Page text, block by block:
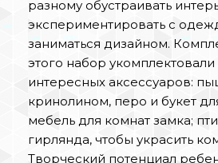
разному обустраивать
экспериментировать с
заниматься дизайном.
этого набор
интересных аксессуаров:
кринолином, перо и букет
мебель для комнат замка;
гирлянда, чтобы украсить
Творческий потенциал